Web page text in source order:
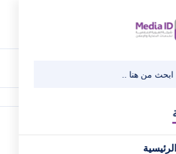
فريق العمل
الرئيسية